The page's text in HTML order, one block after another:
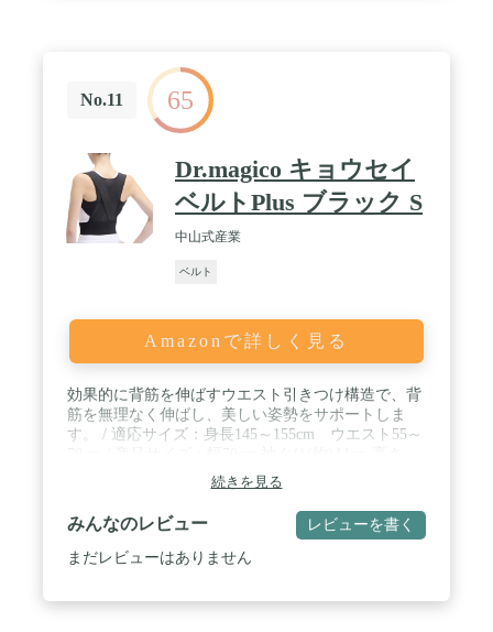
No.11 65
Dr.magico キョウセイ
ベルトPlus ブラック S
中山式産業
ベルト
Amazonで詳しく見る
効果的に背筋を伸ばすウエスト引きつけ構造で、背
筋を無理なく伸ばし、美しい姿勢をサポートしま
す。 / 適応サイズ：身長145～155cm ウエスト55～
続きを見る
みんなのレビュー レビューを書く
まだレビューはありません